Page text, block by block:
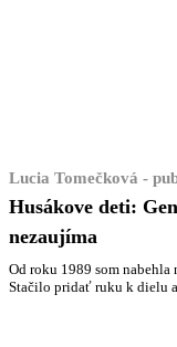
Lucia Tomečková -
Husákove deti:
nezaujíma
Od roku 1989 som nabehla
Stačilo pridať ruku k dielu